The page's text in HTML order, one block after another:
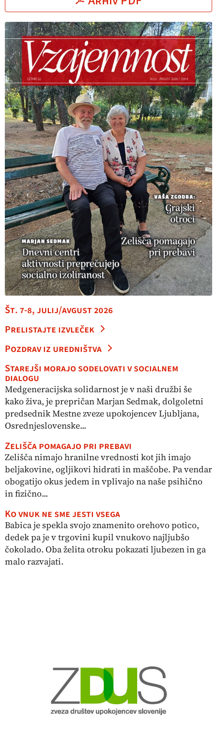
Št. 7-8, julij/avgust 2026
Prelistajte izvleček
Pozdrav iz uredništva
Starejši morajo sodelovati v socialnem
dialogu
Medgeneracijska solidarnost je v naši družbi še
kako živa, je prepričan Marjan Sedmak, dolgoletni
predsednik Mestne zveze upokojencev Ljubljana,
Osrednjeslovenske...
Zelišča pomagajo pri prebavi
Zelišča nimajo hranilne vrednosti kot jih imajo
beljakovine, ogljikovi hidrati in maščobe. Pa vendar
obogatijo okus jedem in vplivajo na naše psihično
in fizično...
Ko vnuk ne sme jesti vsega
Babica je spekla svojo znamenito orehovo potico,
dedek pa je v trgovini kupil vnukovo najljubšo
čokolado. Oba želita otroku pokazati ljubezen in ga
malo razvajati.